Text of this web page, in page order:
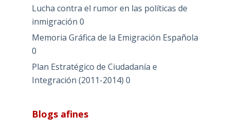
Lucha contra el rumor en las políticas de
inmigración 0
Memoria Gráfica de la Emigración Española
0
Plan Estratégico de Ciudadanía e
Integración (2011-2014) 0
Blogs afines